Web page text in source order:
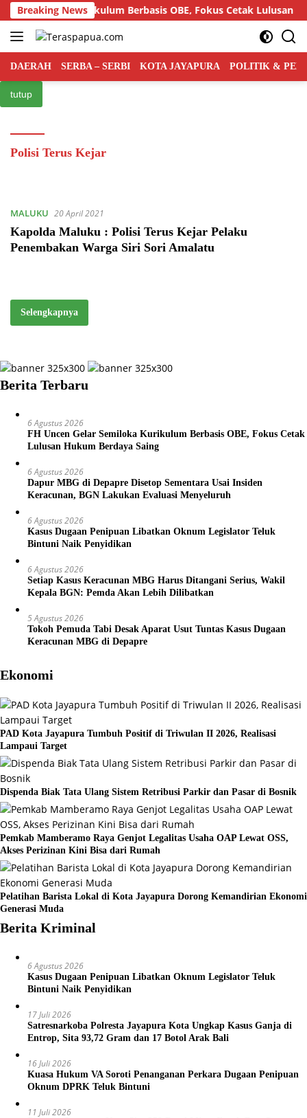
Langsung
ke
konten
Breaking News
Semiloka Kurikulum Berbasis OBE, Fokus Cetak Lulusan
DAERAH SERBA – SERBI KOTA JAYAPURA POLITIK &
tutup
Polisi Terus Kejar
MALUKU 20 April 2021
Kapolda Maluku : Polisi Terus Kejar Pelaku
Penembakan Warga Siri Sori Amalatu
Selengkapnya
Berita Terbaru
6 Agustus 2026
FH Uncen Gelar Semiloka Kurikulum Berbasis OBE, Fokus Cetak
Lulusan Hukum Berdaya Saing
6 Agustus 2026
Dapur MBG di Depapre Disetop Sementara Usai Insiden
Keracunan, BGN Lakukan Evaluasi Menyeluruh
6 Agustus 2026
Kasus Dugaan Penipuan Libatkan Oknum Legislator Teluk
Bintuni Naik Penyidikan
6 Agustus 2026
Setiap Kasus Keracunan MBG Harus Ditangani Serius, Wakil
Kepala BGN: Pemda Akan Lebih Dilibatkan
5 Agustus 2026
Tokoh Pemuda Tabi Desak Aparat Usut Tuntas Kasus Dugaan
Keracunan MBG di Depapre
Ekonomi
PAD Kota Jayapura Tumbuh Positif di Triwulan II 2026, Realisasi
Lampaui Target
Dispenda Biak Tata Ulang Sistem Retribusi Parkir dan Pasar di Bosnik
Pemkab Mamberamo Raya Genjot Legalitas Usaha OAP Lewat OSS,
Akses Perizinan Kini Bisa dari Rumah
Pelatihan Barista Lokal di Kota Jayapura Dorong Kemandirian Ekonomi
Generasi Muda
Berita Kriminal
6 Agustus 2026
Kasus Dugaan Penipuan Libatkan Oknum Legislator Teluk
Bintuni Naik Penyidikan
17 Juli 2026
Satresnarkoba Polresta Jayapura Kota Ungkap Kasus Ganja di
Entrop, Sita 93,72 Gram dan 17 Botol Arak Bali
16 Juli 2026
Kuasa Hukum VA Soroti Penanganan Perkara Dugaan Penipuan
Oknum DPRK Teluk Bintuni
11 Juli 2026